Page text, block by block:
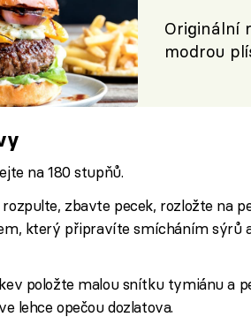
Originální
modrou
na 180 stupňů.
zbavte pecek, rozložte na
který připravíte smícháním sýrů
položte malou snítku tymiánu a
lehce opečou dozlatova.